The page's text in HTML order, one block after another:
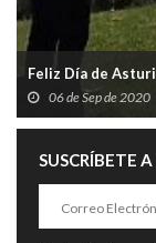
Feliz Día de
06 de Sep de 2020
SUSCRÍBETE